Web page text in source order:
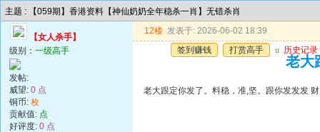
主题 : 【059期】香港资料【神仙奶奶全年稳杀一肖】无错杀肖
【女人杀手】
级别： 一级高手
发帖:
威望: 0 点
铜币: 枚
贡献值: 点
好评度: 0 点
12楼 发表于: 2026-06-02 18:39
签到赚钱
打赏高手 u 历史记录
老大
老大跟定你发了。料稳，准,坚。跟你发发发 财